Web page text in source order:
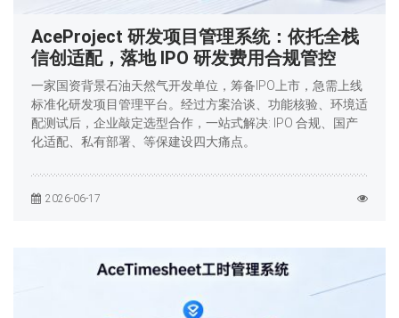
AceProject 研发项目管理系统：依托全栈
信创适配，落地 IPO 研发费用合规管控
一家国资背景石油天然气开发单位，筹备IPO上市，急需上线
标准化研发项目管理平台。经过方案洽谈、功能核验、环境适
配测试后，企业敲定选型合作，一站式解决: IPO 合规、国产
化适配、私有部署、等保建设四大痛点。
2026-06-17